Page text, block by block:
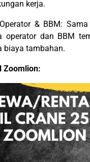
kerja.
& BBM:
operator dan BBM
biaya tambahan.
Zoomlion: